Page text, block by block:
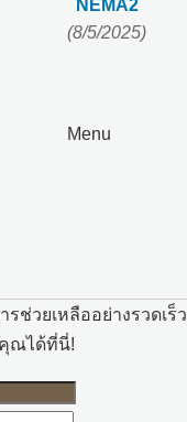
Menu
NEMA2
(8/5/2025)
วยเหลืออย่างรวดเร็ว
ณได้ที่นี่!